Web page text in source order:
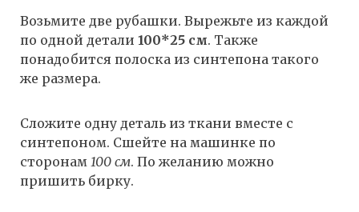
Возьмите две рубашки. Вырежьте из каждой
по одной детали 100*25 см. Также
понадобится полоска из синтепона такого
же размера.
Сложите одну деталь из ткани вместе с
синтепоном. Сшейте на машинке по
сторонам 100 см. По желанию можно
пришить бирку.